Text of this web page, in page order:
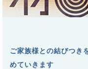
ご家族様との結びつき
めていきます